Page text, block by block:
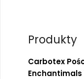
Produkty
Carbotex
Enchantimals